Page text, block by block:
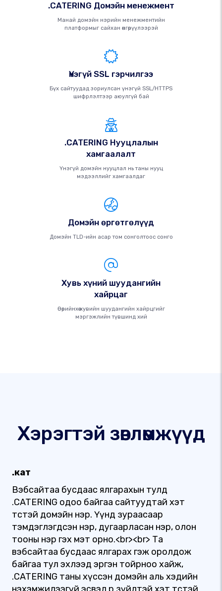
.CATERING Домэйн менежмент
Манай домэйн нэрийн менежментийн
платформыг сайхан өнгөрүүлээрэй
Үнэгүй SSL гэрчилгээ
Бүх сайтуудад зориулсан үнэгүй SSL/HTTPS
шифрлэлтээр аюулгүй бай
.CATERING Нууцлалын
хамгаалалт
Үнэгүй домэйн нууцлал нь таны нууц
мэдээллийг хамгаалдаг
Домэйн өргөтгөлүүд
Домэйн TLD-ийн асар том сонголтоос сонго
Хувь хүний ​​шуудангийн
хайрцаг
Өөрийнхөө хувийн шуудангийн хайрцгийг
мэргэжлийн түвшинд хий
Хэрэгтэй зөвлөмжүүд
.кат
Вэбсайтаа бусдаас ялгарахын тулд
.CATERING одоо байгаа сайтуудтай хэт
төстэй домэйн нэр. Үүнд зураасаар
тэмдэглэгдсэн нэр, дугаарласан нэр, олон
тооны нэр гэх мэт орно.<br><br> Та
вэбсайтаа бусдаас ялгарах гэж оролдож
байгаа тул эхлээд эргэн тойрноо хайж,
.CATERING таны хүссэн домэйн аль хэдийн